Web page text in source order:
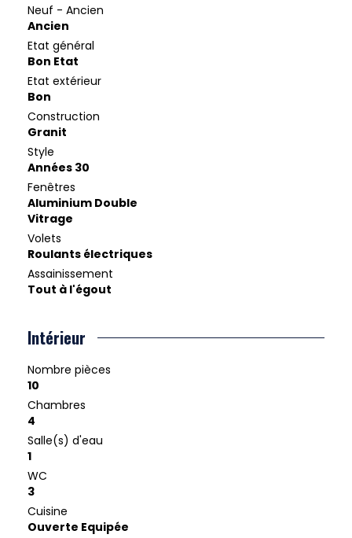
Neuf - Ancien
Ancien
Etat général
Bon Etat
Etat extérieur
Bon
Construction
Granit
Style
Années 30
Fenêtres
Aluminium Double
Vitrage
Volets
Roulants électriques
Assainissement
Tout à l'égout
Intérieur
Nombre pièces
10
Chambres
4
Salle(s) d'eau
1
WC
3
Cuisine
Ouverte Equipée